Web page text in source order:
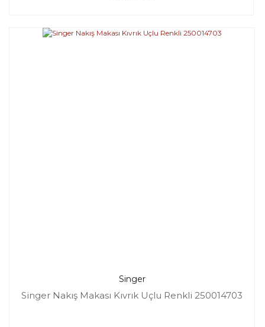
Singer
Singer Nakış Makası Kıvrık Uçlu Renkli 250014703